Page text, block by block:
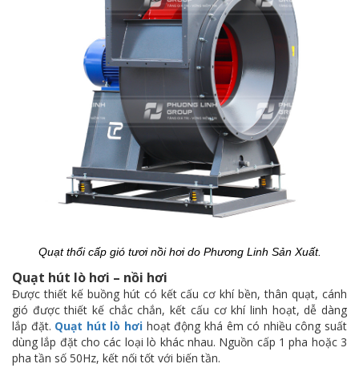
Quạt thổi cấp gió tươi nồi hơi do Phương Linh Sản Xuất.
Quạt hút lò hơi – nồi hơi
Được thiết kế buồng hút có kết cấu cơ khí bền, thân quạt, cánh
gió được thiết kế chắc chắn, kết cấu cơ khí linh hoạt, dễ dàng
lắp đặt. Quạt hút lò hơi hoạt động khá êm có nhiều công suất
dùng lắp đặt cho các loại lò khác nhau. Nguồn cấp 1 pha hoặc 3
pha tần số 50Hz, kết nối tốt với biến tần.